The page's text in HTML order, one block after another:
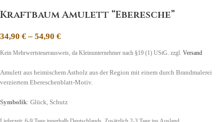
Kraftbaum Amulett “Eberesche”
34,90 €– 54,90 €
Kein Mehrwertsteuerausweis, da Kleinunternehmer nach §19 (1) UStG. zzgl. Versand
Amulett aus heimischem Astholz aus der Region mit einem durch Brandmalerei
verziertem Ebereschenblatt-Motiv.
Symbolik: Glück, Schutz